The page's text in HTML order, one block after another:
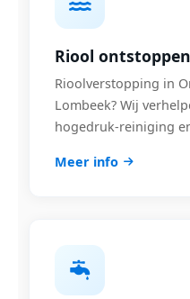
Riool ontstoppen
Rioolverstopping in
Lombeek? Wij
hogedruk-reiniging
Meer info